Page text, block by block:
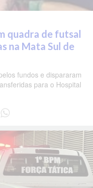
quadra de futsal
na Mata Sul de
fundos e dispararam
para o Hospital